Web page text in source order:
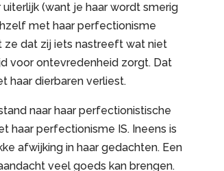
(want je haar wordt smerig
met haar perfectionisme
ze dat zij iets nastreeft wat niet
voor ontevredenheid zorgt. Dat
haar dierbaren verliest.
naar haar perfectionistische
haar perfectionisme IS. Ineens is
afwijking in haar gedachten. Een
veel goeds kan brengen.